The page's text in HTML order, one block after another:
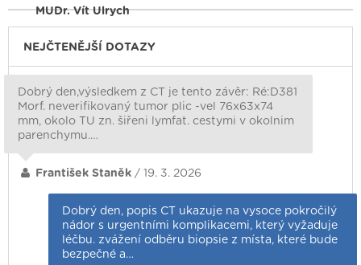
MUDr. Vít Ulrych
NEJČTENĚJŠÍ DOTAZY
Dobrý den,výsledkem z CT je tento závěr: Ré:D381
Morf. neverifikovaný tumor plic -vel 76x63x74
mm, okolo TU zn. šiřeni lymfat. cestymi v okolnim
parenchymu.…
František Staněk / 19. 3. 2026
Dobrý den, popis CT ukazuje na vysoce pokročilý
nádor s urgentními komplikacemi, který vyžaduje
léčbu. zvážení odběru biopsie z místa, které bude
bezpečné a…